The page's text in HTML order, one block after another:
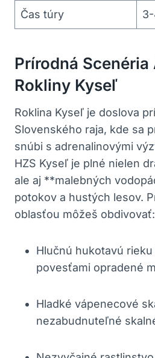
Čas túry
Prírodná Scenéria
Rokliny Kyseľ
Roklina Kyseľ je doslova
Slovenského raja, kde sa
snúbi s adrenalinovými
HZS Kyseľ je plné nielen
ale aj **malebných
potokov a hustých lesov.
oblasťou môžeš obdivovať:
Hlučnú hukotavú
povesťami opradené
Hladké vápenecové
nezabudnuteľné